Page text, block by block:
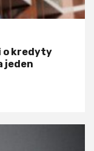
o kredyty
jeden